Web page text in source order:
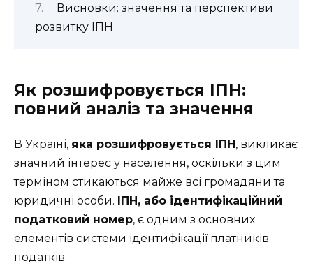
Висновки: значення та перспективи
розвитку ІПН
Як розшифровується ІПН:
повний аналіз та значення
В Україні, яка розшифровується ІПН, викликає
значний інтерес у населення, оскільки з цим
терміном стикаються майже всі громадяни та
юридичні особи. ІПН, або ідентифікаційний
податковий номер, є одним з основних
елементів системи ідентифікації платників
податків.